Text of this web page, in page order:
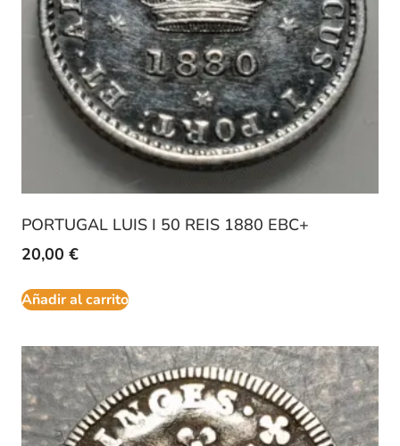
PORTUGAL LUIS I 50 REIS 1880 EBC+
20,00 €
Añadir al carrito